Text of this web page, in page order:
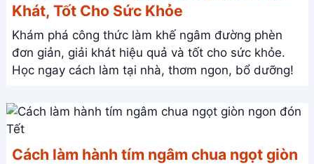
Khát, Tốt Cho Sức Khỏe
Khám phá công thức làm khế ngâm đường phèn
đơn giản, giải khát hiệu quả và tốt cho sức khỏe.
Học ngay cách làm tại nhà, thơm ngon, bổ dưỡng!
Cách làm hành tím ngâm chua ngọt giòn